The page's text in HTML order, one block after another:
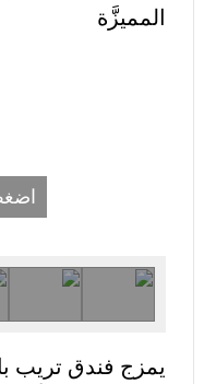
يمزج فندق تريب